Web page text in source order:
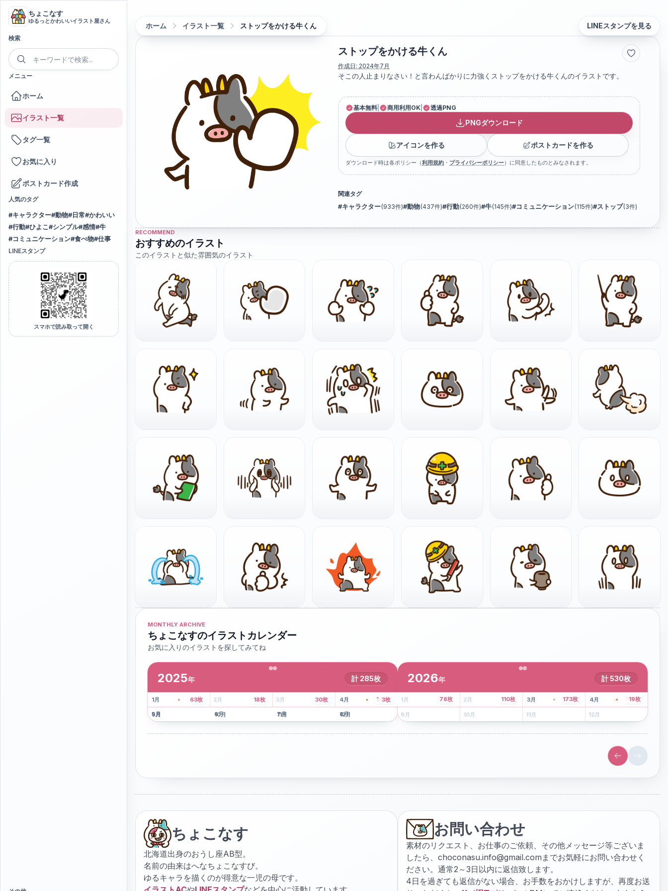
ちょこなす
ゆるっとかわいいイラスト屋さん
検索
メニュー
ホーム
イラスト一覧
タグ一覧
お気に入り
ポストカード作成
人気のタグ
#キャラクター#動物# 日常#かわいい
#行動#ひよこ#シンプル#感情#牛
#コミュニケーション#食べ物#仕事
LINEスタンプ
スマホで読み取って開く
ホーム イラスト一覧 ストップをかける牛くん LINEスタンプを見る
ストップをかける牛くん
作成日: 2024年7月
そこの人止まりなさい！と言わんばかりに力強くストップをかける牛くんのイラストです。
基本無料 商用利用OK 透過PNG
PNGダウンロード
アイコンを作る ポストカードを作る
ダウンロード時は各ポリシー（利用規約 ・ プライバシーポリシー）に同意したものとみなされます。
関連タグ
#キャラクター(933件)#動物(437件)#行動(260件)#牛(145件)#コミュニケーション(115件)#ストップ(3件)
RECOMMEND
おすすめのイラスト
このイラストと似た雰囲気のイラスト
MONTHLY ARCHIVE
ちょこなすのイラストカレンダー
お気に入りのイラストを探してみてね
2025年 計 285枚
1月 2枚 2月 3月 4月 8枚
5月
41枚
6月
13枚
7月
6枚
8月
101枚
9月
63枚
10月
18枚
11月
30枚
12月
3枚
2026年 計530枚
1月 2月 3月 43枚 4月 107枚
5 月
78枚
6月
110枚
7 月
173枚
8月
19枚
9 月 10月 11月 12月
ちょこなす
北海道出身のおうし座AB型。
名前の由来はへなちょこなすび。
ゆるキャラを描くのが得意な一児の母です。
お問い合わせ
素材のリクエスト、お仕事のご依頼、その他メッセージ等ございま
したら、 choconasu.info@gmail.com までお気軽にお問い合わせく
ださい。通常2～3日以内に返信致します。
4日を過ぎても返信がない場合、お手数をおかけしますが、再度お送